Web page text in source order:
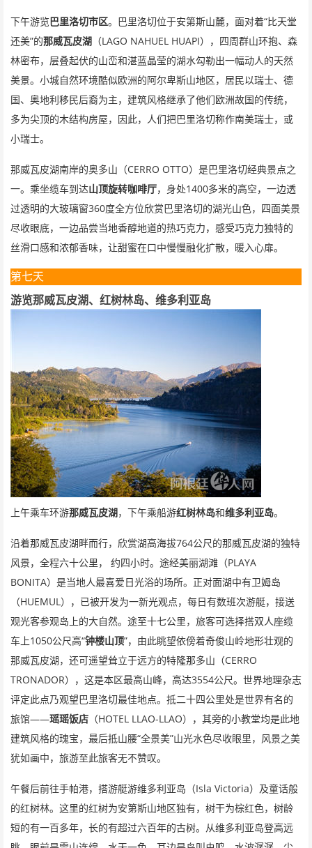
下午游览 巴里洛切市区。巴里洛切位于安第斯山麓，面对着“ 比天堂
还美”的那威瓦皮湖 （LAGO NAHUEL HUAPI），四周群山环抱、森
林密布，层叠起伏的山峦和湛蓝晶莹的湖水勾勒出一幅动人的天然
美景。小城自然环境酷似欧洲的阿尔卑斯山地区，居民以瑞士、德
国、奥地利移民后裔为主，建筑风格继承了他们欧洲故国的传统，
多为尖顶的木结构房屋，因此，人们把巴里洛切称作南美瑞士，或
小瑞士。
那威瓦皮湖南岸的奥多山（CERRO OTTO）是巴里洛切经典景点之
一。乘坐缆车到达山顶旋转咖啡厅，身处1400多米的高空，一边透
过透明的大玻璃窗360度全方位欣赏巴里洛切的湖光山色，四面美景
尽收眼底，一边品尝当地香醇地道的热巧克力，感受巧克力独特的
丝滑口感和浓郁香味，让甜蜜在口中慢慢融化扩散，暖入心扉。
第七天
游览那威瓦皮湖、红树林岛、维多利亚岛
上午乘车环游那威瓦皮湖 ，下午乘船游红树林岛和维多利亚岛。
沿着那威瓦皮湖畔而行，欣赏湖高海拔764公尺的那威瓦皮湖的独特
风景，全程六十公里，
约四小时。途经美丽湖滩（PLAYA
BONITA）是当地人最喜爱日光浴的场所。正对面湖中有卫姆岛
（HUEMUL ），已被开发为一新光观点，每日有数班次游艇，接送
观光客参观岛上的大自然。途至十七公里，旅客可选择搭双人座缆
车上1050公尺高“钟楼山顶”，由此眺望依傍着奇俊山岭地形壮观的
那威瓦皮湖，还可遥望耸立于远方的特隆那多山（CERRO
TRONADOR），这是本区最高山峰，高达3554公尺。世界地理杂志
评定此点乃观望巴里洛切最佳地点。抵二十四公里处是世界有名的
旅馆——瑶瑶饭店 （HOTEL LLAO-LLAO），其旁的小教堂均是此地
建筑风格的瑰宝，最后抵山腰“全景美”山光水色尽收眼里，风景之美
犹如画中，旅游至此旅客无不赞叹。
午餐后前往手帕港，搭游艇游维多利亚岛（Isla Victoria）及童话般
的红树林。这里的红树为安第斯山地区独有，树干为棕红色，树龄
短的有一百多年，长的有超过六百年的古树。从维多利亚岛登高远